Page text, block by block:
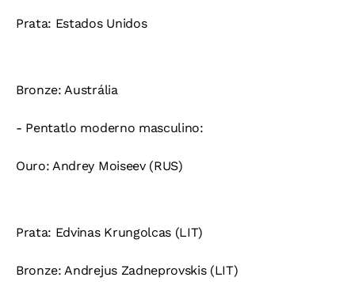
Prata: Estados Unidos
Bronze: Austrália
- Pentatlo moderno masculino:
Ouro: Andrey Moiseev (RUS)
Prata: Edvinas Krungolcas (LIT)
Bronze: Andrejus Zadneprovskis (LIT)